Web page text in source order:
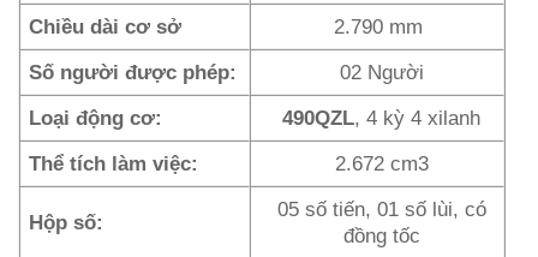
Chiều dài cơ sở
2.790 mm
Số người được phép:
02 Người
Loại động cơ:
490QZL, 4 kỳ 4 xilanh
Thể tích làm việc:
2.672 cm3
Hộp số:
05 số tiến, 01 số lùi, có
đồng tốc